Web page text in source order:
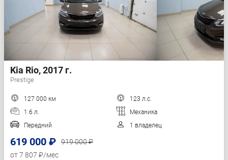
Kia Rio, 2017 г.
Prestige
127 000 км
123 л.с.
1.6 л.
Механика
Передний
1 владелец
619 000 ₽
919 000 ₽
от 7 807 ₽/мес